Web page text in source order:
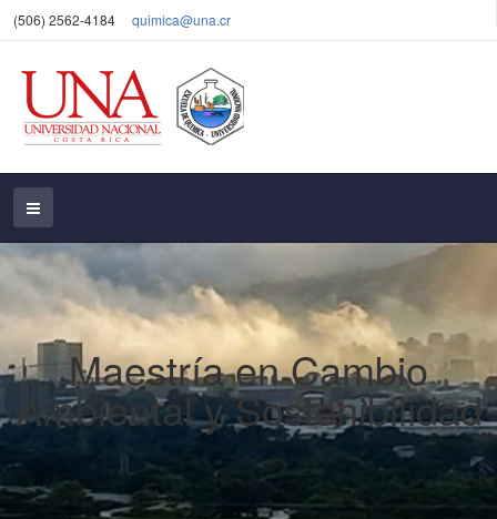
(506) 2562-4184 quimica@una.cr
Maestría en Cambio
Ambiental y Sostenibilidad